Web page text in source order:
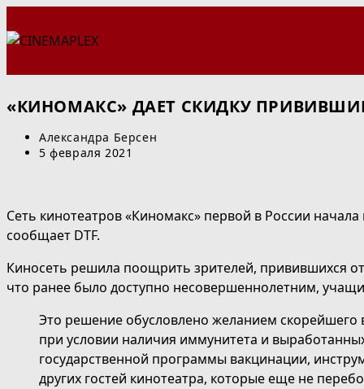
к
«КИНОМАКС» ДАЕТ СКИДКУ
Автор
записи:
Александра Берсен
Запись
5 февраля 2021
Сеть кинотеатров «Киномакс» первой в России
сообщает DTF.
Киносеть решила поощрить зрителей, привившихся
что ранее было доступно несовершеннолетним,
Это решение обусловлено желанием
при условии наличия иммунитета и
государственной программы вакцинации,
других гостей кинотеатра, которые еще не